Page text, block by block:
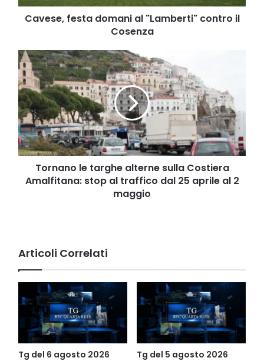
Cavese, festa domani al "Lamberti" contro il
Cosenza
Tornano
le
targhe
alterne
sulla
Costiera
Amalfitana:
stop
al
traffico
dal
Tornano le targhe alterne sulla Costiera
Amalfitana: stop al traffico dal 25 aprile al 2
maggio
Articoli Correlati
Tg del 6 agosto 2026 Tg del 5 agosto 2026